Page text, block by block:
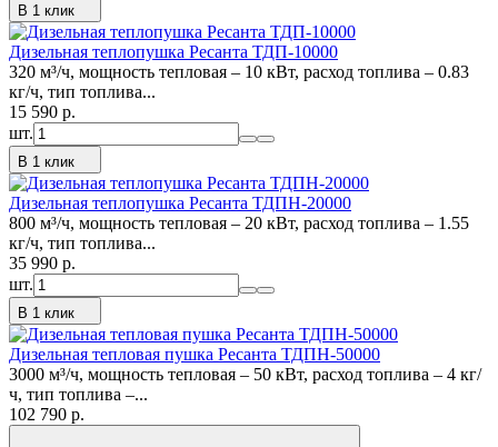
В 1 клик
Дизельная теплопушка Ресанта ТДП-10000
320 м³/ч, мощность тепловая – 10 кВт, расход топлива – 0.83
кг/ч, тип топлива...
15 590 p.
шт.
В 1 клик
Дизельная теплопушка Ресанта ТДПН-20000
800 м³/ч, мощность тепловая – 20 кВт, расход топлива – 1.55
кг/ч, тип топлива...
35 990 p.
шт.
В 1 клик
Дизельная тепловая пушка Ресанта ТДПН-50000
3000 м³/ч, мощность тепловая – 50 кВт, расход топлива – 4 кг/
ч, тип топлива –...
102 790 p.